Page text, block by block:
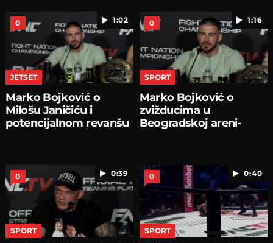
1:02
0
JETSET
Marko Bojković o
Milošu Janičiću i
potencijalnom revanšu
1:16
0
SPORT
Marko Bojković o
zvižducima u
Beogradskoj areni-
0:39
0
SPORT
0:40
0
SPORT